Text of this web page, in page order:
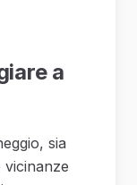
a
sia
vicinanze